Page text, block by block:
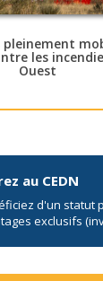
pleinement
les
Ouest
au CEDN
d'un statut
exclusifs